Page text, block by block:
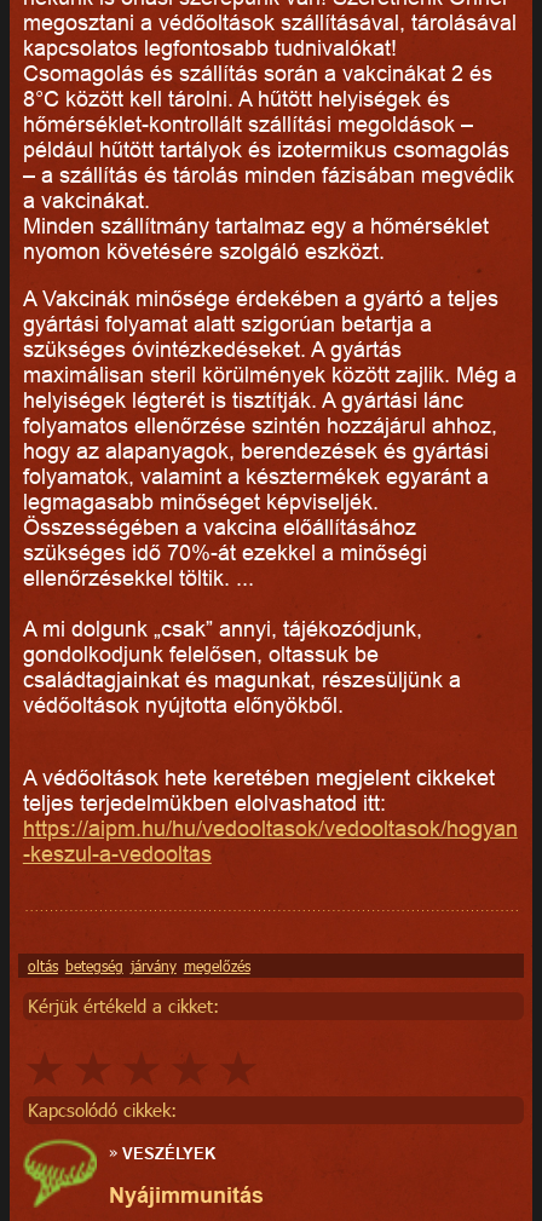
megosztani a védőoltások szállításával, tárolásával
kapcsolatos legfontosabb tudnivalókat!
Csomagolás és szállítás során a vakcinákat 2 és
8°C között kell tárolni. A hűtött helyiségek és
hőmérséklet-kontrollált szállítási megoldások –
például hűtött tartályok és izotermikus csomagolás
– a szállítás és tárolás minden fázisában megvédik
a vakcinákat.
Minden szállítmány tartalmaz egy a hőmérséklet
nyomon követésére szolgáló eszközt.
A Vakcinák minősége érdekében a gyártó a teljes
gyártási folyamat alatt szigorúan betartja a
szükséges óvintézkedéseket. A gyártás
maximálisan steril körülmények között zajlik. Még a
helyiségek légterét is tisztítják. A gyártási lánc
folyamatos ellenőrzése szintén hozzájárul ahhoz,
hogy az alapanyagok, berendezések és gyártási
folyamatok, valamint a késztermékek egyaránt a
legmagasabb minőséget képviseljék.
Összességében a vakcina előállításához
szükséges idő 70%-át ezekkel a minőségi
ellenőrzésekkel töltik. ...
A mi dolgunk „csak” annyi, tájékozódjunk,
gondolkodjunk felelősen, oltassuk be
családtagjainkat és magunkat, részesüljünk a
védőoltások nyújtotta előnyökből.
A védőoltások hete keretében megjelent cikkeket
teljes terjedelmükben elolvashatod itt:
https://aipm.hu/hu/vedooltasok/vedooltasok/hogyan
-keszul-a-vedooltas
oltás betegség járvány megelőzés
Kérjük értékeld a cikket:
Kapcsolódó cikkek:
»VESZÉLYEK
Nyájimmunitás